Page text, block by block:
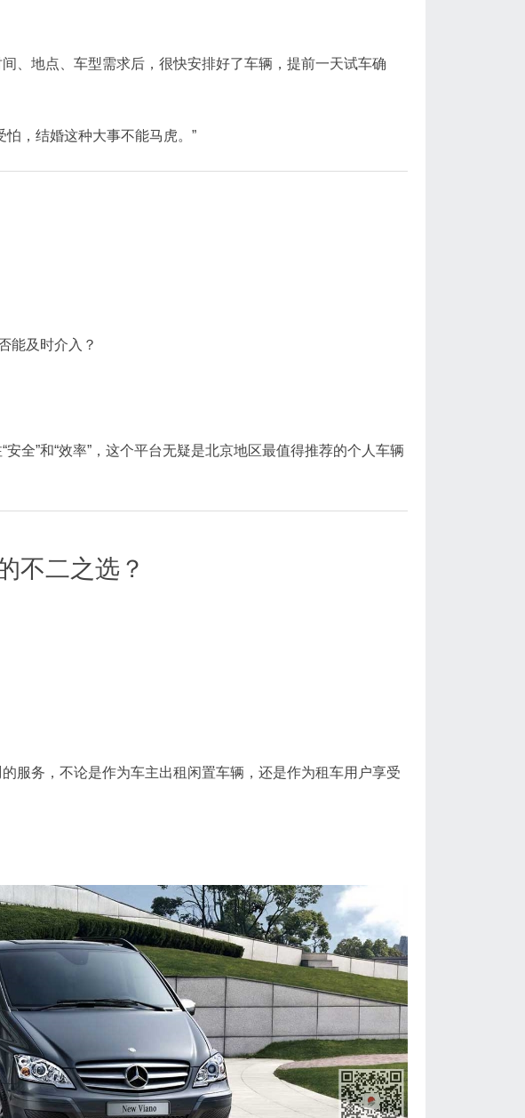
、地点、车型需求后，很快安排好了车辆，提前一天试车确
，结婚这种大事不能马虎。”
能及时介入？
全”和“效率”，这个平台无疑是北京地区最值得推荐的个人车辆
不二之选？
的服务，不论是作为车主出租闲置车辆，还是作为租车用户享受